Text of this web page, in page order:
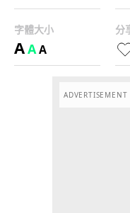
字體大小
AAA
分
ADVERTISEMENT